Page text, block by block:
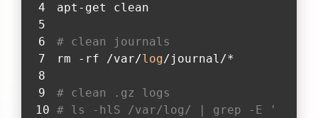
apt-get clean
# clean journals
rm -rf /var/log/journal/*
# clean .gz logs
# ls -hlS /var/log/ | grep -E '